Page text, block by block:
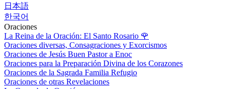
日本語
한국어
Oraciones
La Reina de la Oración: El Santo Rosario 🌹
Oraciones diversas, Consagraciones y Exorcismos
Oraciones de Jesús Buen Pastor a Enoc
Oraciones para la Preparación Divina de los Corazones
Oraciones de la Sagrada Familia Refugio
Oraciones de otras Revelaciones